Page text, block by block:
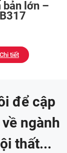
bản lớn –
Chi tiết
để cập
ngành
thất...